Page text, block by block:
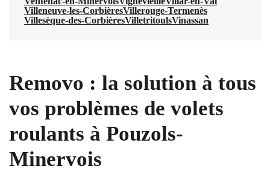
Villeneuve-les-CorbièresVillerouge-Termenès
Villesèque-des-CorbièresVilletritoulsVinassan
Removo : la solution à tous
vos problèmes de volets
roulants à Pouzols-
Minervois